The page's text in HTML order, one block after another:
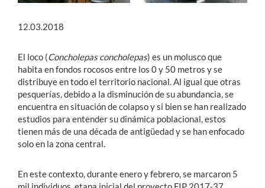
12.03.2018
El loco (Concholepas concholepas) es un molusco que
habita en fondos rocosos entre los 0 y 50 metros y se
distribuye en todo el territorio nacional. Al igual que otras
pesquerías, debido a la disminución de su abundancia, se
encuentra en situación de colapso y si bien se han realizado
estudios para entender su dinámica poblacional, estos
tienen más de una década de antigüedad y se han enfocado
solo en la zona central.
En este contexto, durante enero y febrero, se marcaron 5